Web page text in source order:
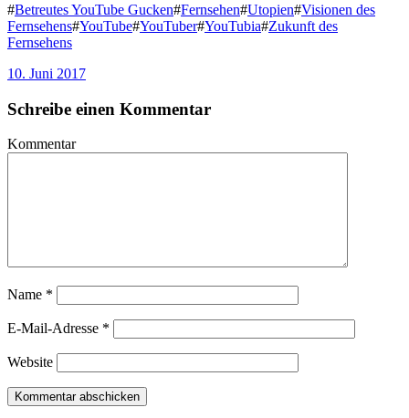
#Betreutes YouTube Gucken#Fernsehen#Utopien#Visionen des
Fernsehens#YouTube#YouTuber#YouTubia#Zukunft des
Fernsehens
10. Juni 2017
Schreibe einen Kommentar
Kommentar
Name *
E-Mail-Adresse *
Website